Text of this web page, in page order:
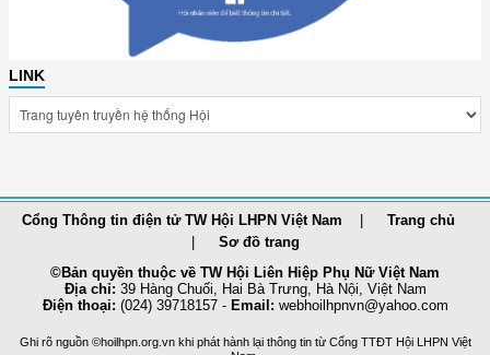
LINK
Cổng Thông tin điện tử TW Hội LHPN Việt Nam
Trang chủ
Sơ đồ trang
©Bản quyền thuộc về TW Hội Liên Hiệp Phụ Nữ Việt Nam
Địa chỉ: 39 Hàng Chuối, Hai Bà Trưng, Hà Nội, Việt Nam
Điện thoại: (024) 39718157 - Email: webhoilhpnvn@yahoo.com
Ghi rõ nguồn ©hoilhpn.org.vn khi phát hành lại thông tin từ Cổng TTÐT Hội LHPN Việt